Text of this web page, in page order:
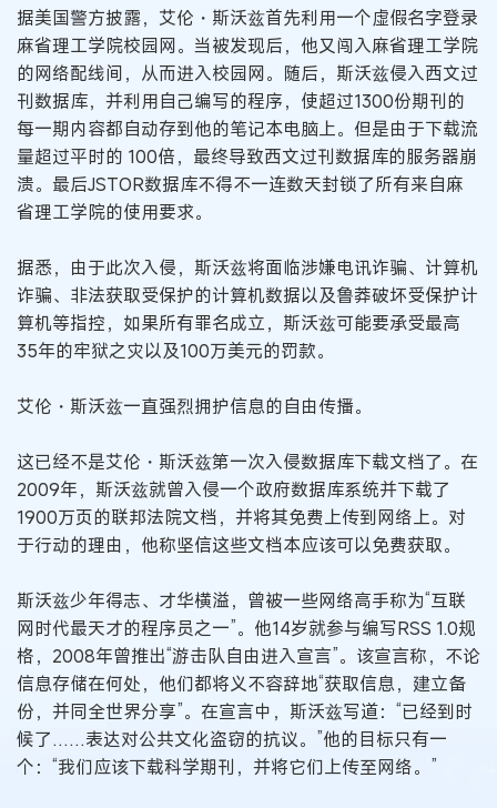
据美国警方披露，艾伦・斯沃兹首先利用一个虚假名字登录
麻省理工学院校园网。当被发现后，他又闯入麻省理工学院
的网络配线间，从而进入校园网。随后，斯沃兹侵入西文过
刊数据库，并利用自己编写的程序，使超过1300份期刊的
每一期内容都自动存到他的笔记本电脑上。但是由于下载流
量超过平时的 100倍，最终导致西文过刊数据库的服务器崩
溃。最后JSTOR数据库不得不一连数天封锁了所有来自麻
省理工学院的使用要求。
据悉，由于此次入侵，斯沃兹将面临涉嫌电讯诈骗、计算机
诈骗、非法获取受保护的计算机数据以及鲁莽破坏受保护计
算机等指控，如果所有罪名成立，斯沃兹可能要承受最高
35年的牢狱之灾以及100万美元的罚款。
艾伦・斯沃兹一直强烈拥护信息的自由传播。
这已经不是艾伦・斯沃兹第一次入侵数据库下载文档了。在
2009年，斯沃兹就曾入侵一个政府数据库系统并下载了
1900万页的联邦法院文档，并将其免费上传到网络上。对
于行动的理由，他称坚信这些文档本应该可以免费获取。
斯沃兹少年得志、才华横溢，曾被一些网络高手称为“互联
网时代最天才的程序员之一”。他14岁就参与编写RSS 1.0规
格，2008年曾推出“游击队自由进入宣言”。该宣言称，不论
信息存储在何处，他们都将义不容辞地“获取信息，建立备
份，并同全世界分享”。在宣言中，斯沃兹写道：“已经到时
候了……表达对公共文化盗窃的抗议。”他的目标只有一
个：“我们应该下载科学期刊，并将它们上传至网络。”